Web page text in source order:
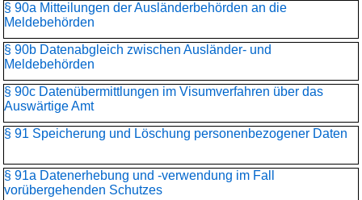
§ 90a Mitteilungen der Ausländerbehörden an die
Meldebehörden
§ 90b Datenabgleich zwischen Ausländer- und
Meldebehörden
§ 90c Datenübermittlungen im Visumverfahren über das
Auswärtige Amt
§ 91 Speicherung und Löschung personenbezogener Daten
§ 91a Datenerhebung und -verwendung im Fall
vorübergehenden Schutzes